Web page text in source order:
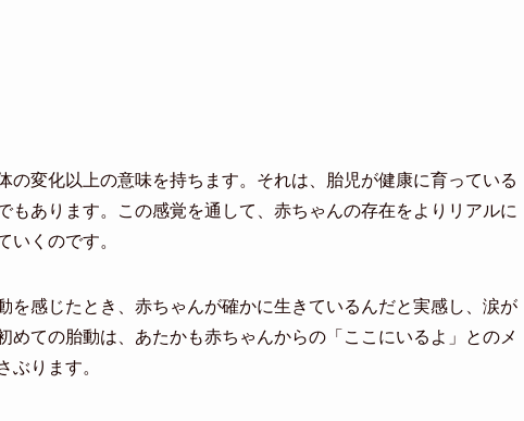
の変化以上の意味を持ちます。それは、胎児が健康に育っている
もあります。この感覚を通して、赤ちゃんの存在をよりリアルに
いくのです。
を感じたとき、赤ちゃんが確かに生きているんだと実感し、涙が
めての胎動は、あたかも赤ちゃんからの「ここにいるよ」とのメ
ぶります。